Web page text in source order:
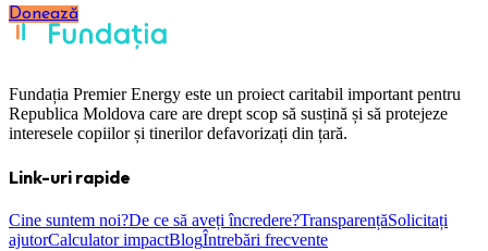
Donează
Fundația Premier Energy este un proiect caritabil important pentru
Republica Moldova care are drept scop să susțină și să protejeze
interesele copiilor și tinerilor defavorizați din țară.
Link-uri rapide
Cine suntem noi?De ce să aveți încredere?TransparențăSolicitați
ajutorCalculator impactBlogÎntrebări frecvente